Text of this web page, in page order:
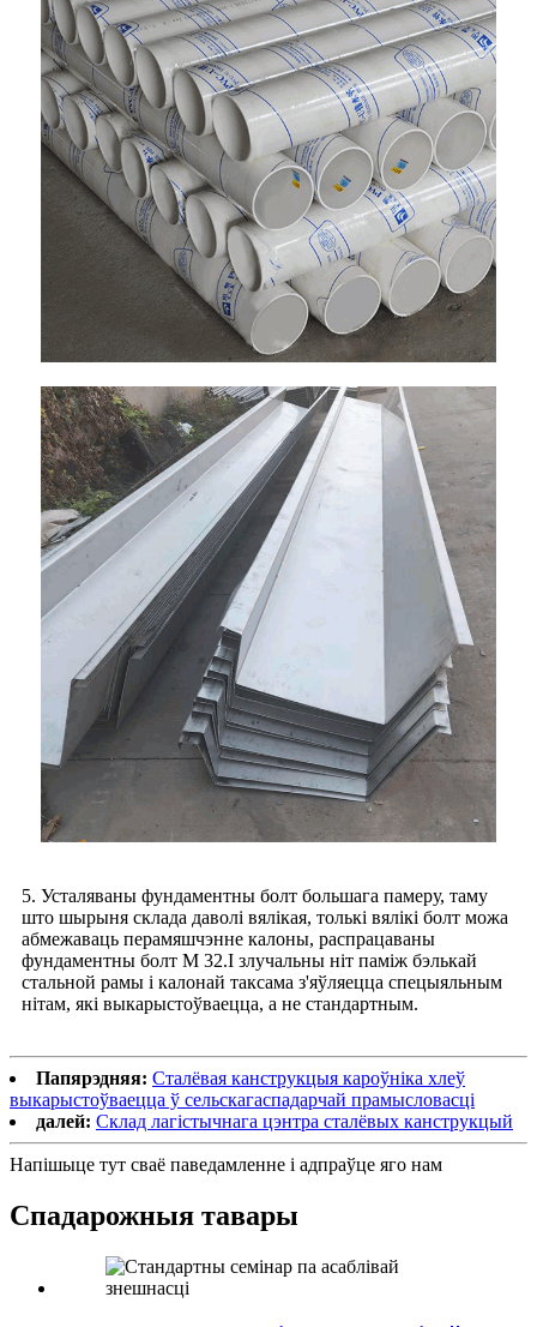
5. Усталяваны фундаментны болт большага памеру, таму
што шырыня склада даволі вялікая, толькі вялікі болт можа
абмежаваць перамяшчэнне калоны, распрацаваны
фундаментны болт M 32.І злучальны ніт паміж бэлькай
стальной рамы і калонай таксама з'яўляецца спецыяльным
нітам, які выкарыстоўваецца, а не стандартным.
Папярэдняя: Сталёвая канструкцыя кароўніка хлеў
выкарыстоўваецца ў сельскагаспадарчай прамысловасці
далей: Склад лагістычнага цэнтра сталёвых канструкцый
Напішыце тут сваё паведамленне і адпраўце яго нам
Спадарожныя тавары